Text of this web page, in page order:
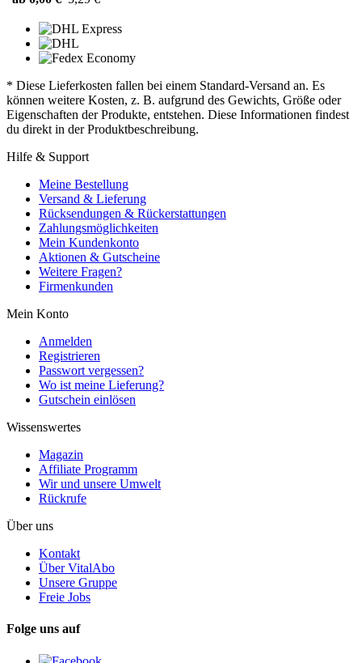
* Diese Lieferkosten fallen bei einem Standard-Versand an. Es
können weitere Kosten, z. B. aufgrund des Gewichts, Größe oder
Eigenschaften der Produkte, entstehen. Diese Informationen findest
du direkt in der Produktbeschreibung.
Hilfe & Support
Meine Bestellung
Versand & Lieferung
Rücksendungen & Rückerstattungen
Zahlungsmöglichkeiten
Mein Kundenkonto
Aktionen & Gutscheine
Weitere Fragen?
Firmenkunden
Mein Konto
Anmelden
Registrieren
Passwort vergessen?
Wo ist meine Lieferung?
Gutschein einlösen
Wissenswertes
Magazin
Affiliate Programm
Wir und unsere Umwelt
Rückrufe
Über uns
Kontakt
Über VitalAbo
Unsere Gruppe
Freie Jobs
Folge uns auf